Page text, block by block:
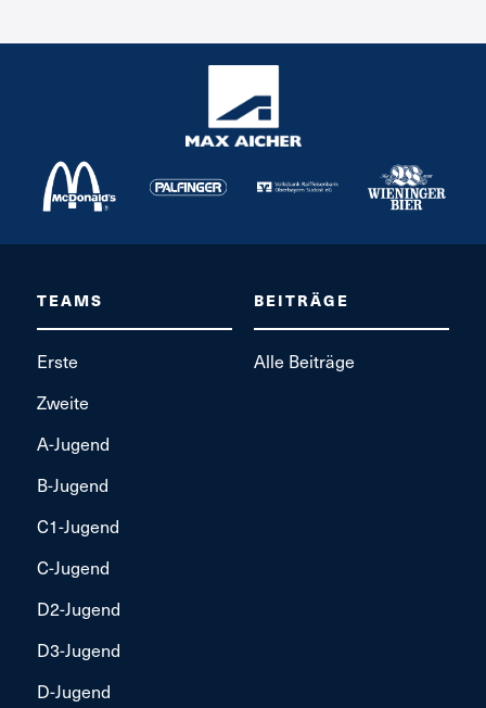
TEAMS
Erste
Zweite
A-Jugend
B-Jugend
C1-Jugend
C-Jugend
D2-Jugend
D3-Jugend
D-Jugend
BEITRÄGE
Alle Beiträge